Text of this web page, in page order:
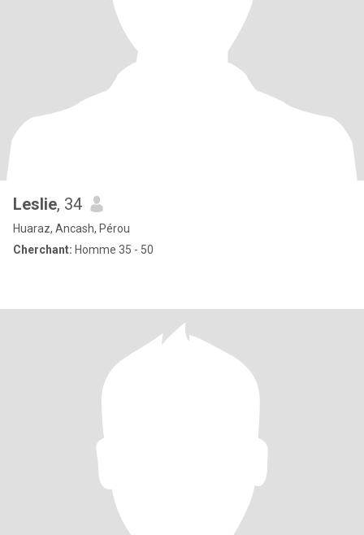
Leslie, 34
Huaraz, Ancash, Pérou
Cherchant: Homme 35 - 50